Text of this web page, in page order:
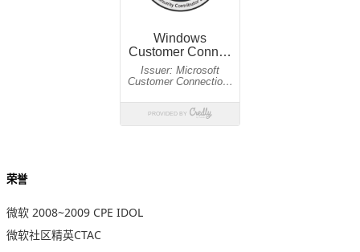
荣誉
微软 2008~2009 CPE IDOL
微软社区精英CTAC